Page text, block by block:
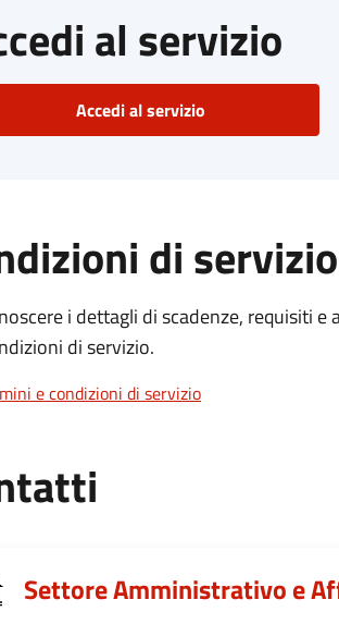
al servizio
Accedi al servizio
di servizio
i dettagli di scadenze, requisiti
di servizio.
e condizioni di servizio
Settore Amministrativo e